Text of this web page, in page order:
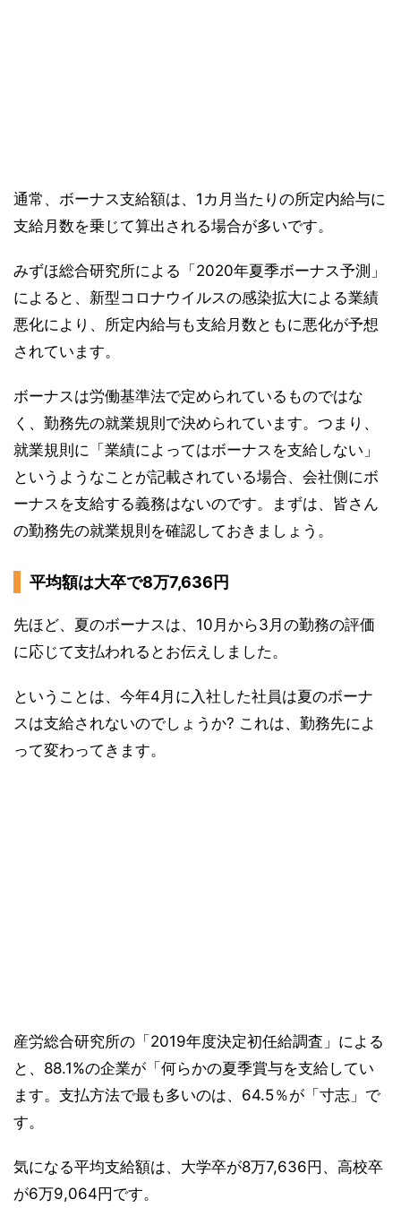
通常、ボーナス支給額は、1カ月当たりの所定内給与に
支給月数を乗じて算出される場合が多いです。
みずほ総合研究所による「2020年夏季ボーナス予測」
によると、新型コロナウイルスの感染拡大による業績
悪化により、所定内給与も支給月数ともに悪化が予想
されています。
ボーナスは労働基準法で定められているものではな
く、勤務先の就業規則で決められています。つまり、
就業規則に「業績によってはボーナスを支給しない」
というようなことが記載されている場合、会社側にボ
ーナスを支給する義務はないのです。まずは、皆さん
の勤務先の就業規則を確認しておきましょう。
平均額は大卒で8万7,636円
先ほど、夏のボーナスは、10月から3月の勤務の評価
に応じて支払われるとお伝えしました。
ということは、今年4月に入社した社員は夏のボーナ
スは支給されないのでしょうか? これは、勤務先によ
って変わってきます。
産労総合研究所の「2019年度決定初任給調査」による
と、88.1%の企業が「何らかの夏季賞与を支給してい
ます。支払方法で最も多いのは、64.5％が「寸志」で
す。
気になる平均支給額は、大学卒が8万7,636円、高校卒
が6万9,064円です。